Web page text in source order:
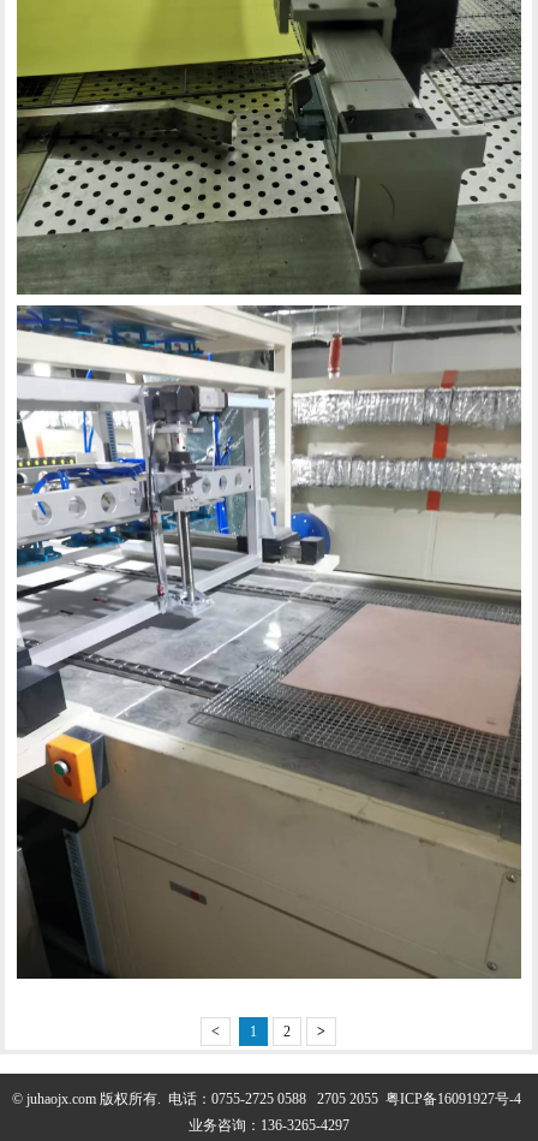
< 1 2 >
© juhaojx.com 版权所有. 电话：0755-2725 0588 2705 2055粤ICP备16091927号-4
业务咨询：136-3265-4297